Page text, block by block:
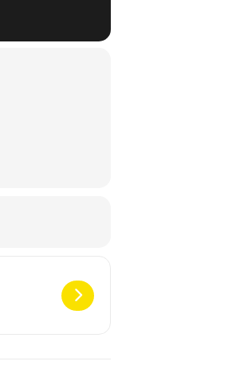
meines Lebens - Trio - Kiel [Wo44xLB97]